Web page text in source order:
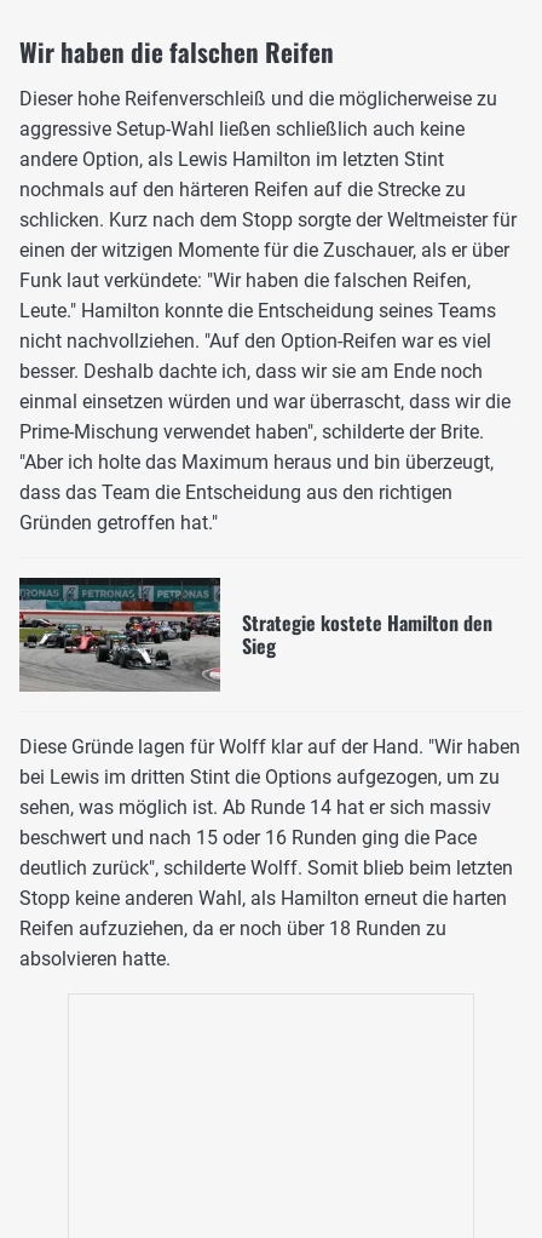
Wir haben die falschen Reifen
Dieser hohe Reifenverschleiß und die möglicherweise zu
aggressive Setup-Wahl ließen schließlich auch keine
andere Option, als Lewis Hamilton im letzten Stint
nochmals auf den härteren Reifen auf die Strecke zu
schlicken. Kurz nach dem Stopp sorgte der Weltmeister für
einen der witzigen Momente für die Zuschauer, als er über
Funk laut verkündete: "Wir haben die falschen Reifen,
Leute." Hamilton konnte die Entscheidung seines Teams
nicht nachvollziehen. "Auf den Option-Reifen war es viel
besser. Deshalb dachte ich, dass wir sie am Ende noch
einmal einsetzen würden und war überrascht, dass wir die
Prime-Mischung verwendet haben", schilderte der Brite.
"Aber ich holte das Maximum heraus und bin überzeugt,
dass das Team die Entscheidung aus den richtigen
Gründen getroffen hat."
Strategie kostete Hamilton den
Sieg
Diese Gründe lagen für Wolff klar auf der Hand. "Wir haben
bei Lewis im dritten Stint die Options aufgezogen, um zu
sehen, was möglich ist. Ab Runde 14 hat er sich massiv
beschwert und nach 15 oder 16 Runden ging die Pace
deutlich zurück", schilderte Wolff. Somit blieb beim letzten
Stopp keine anderen Wahl, als Hamilton erneut die harten
Reifen aufzuziehen, da er noch über 18 Runden zu
absolvieren hatte.